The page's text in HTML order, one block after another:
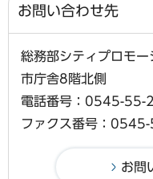
お問い合わせ先
総務部シティプロモ
市庁舎8階北側
電話番号：0545-55-
ファクス番号：